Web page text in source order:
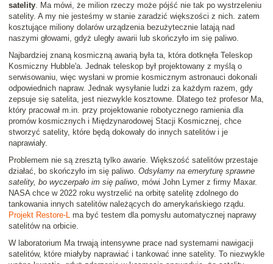
satelity. Ma mówi, że milion rzeczy może pójść nie tak po wystrzeleniu
satelity. A my nie jesteśmy w stanie zaradzić większości z nich. zatem
kosztujące miliony dolarów urządzenia bezużytecznie latają nad
naszymi głowami, gdyż uległy awarii lub skończyło im się paliwo.
Najbardziej znaną kosmiczną awarią była ta, która dotknęła Teleskop
Kosmiczny Hubble'a. Jednak teleskop był projektowany z myślą o
serwisowaniu, więc wysłani w promie kosmicznym astronauci dokonali
odpowiednich napraw. Jednak wysyłanie ludzi za każdym razem, gdy
zepsuje się satelita, jest niezwykle kosztowne. Dlatego też profesor Ma,
który pracował m.in. przy projektowanie robotycznego ramienia dla
promów kosmicznych i Międzynarodowej Stacji Kosmicznej, chce
stworzyć satelity, które będą dokowały do innych satelitów i je
naprawiały.
Problemem nie są zresztą tylko awarie. Większość satelitów przestaje
działać, bo skończyło im się paliwo. Odsyłamy na emeryturę sprawne
satelity, bo wyczerpało im się paliwo, mówi John Lymer z firmy Maxar.
NASA chce w 2022 roku wystrzelić na orbitę satelitę zdolnego do
tankowania innych satelitów należących do amerykańskiego rządu.
Projekt Restore-L ma być testem dla pomysłu automatycznej naprawy
satelitów na orbicie.
W laboratorium Ma trwają intensywne prace nad systemami nawigacji
satelitów, które miałyby naprawiać i tankować inne satelity. To niezwykle